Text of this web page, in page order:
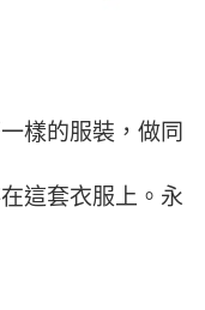
樣的服裝，做同
這套衣服上。永